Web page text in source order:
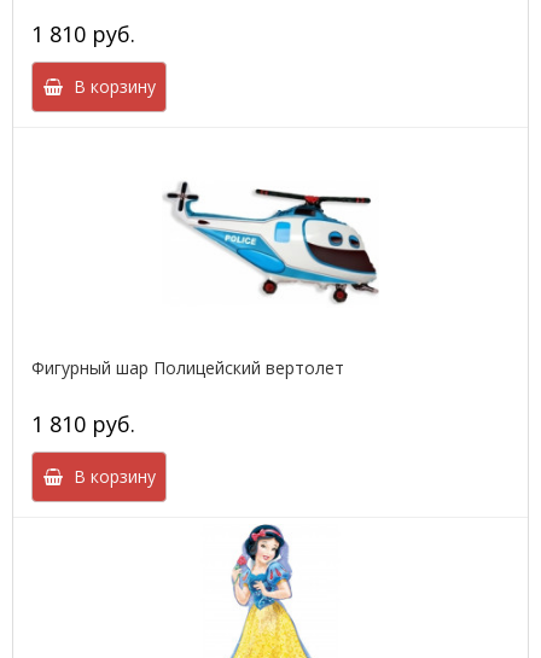
1 810 руб.
В корзину
Фигурный шар Полицейский вертолет
1 810 руб.
В корзину